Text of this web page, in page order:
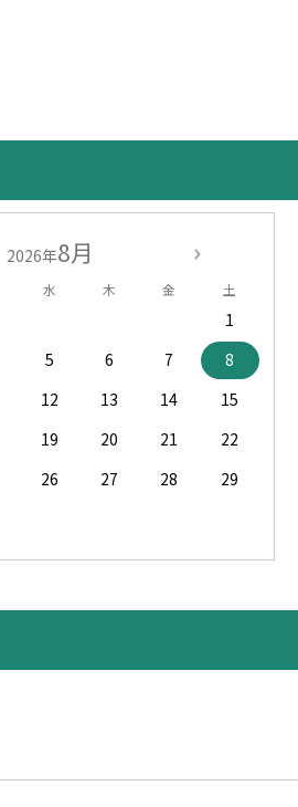
2026年8月
水 木 金 土
1
5 6 7
8
12 13 14
15
19 20 21
22
26 27 28
29